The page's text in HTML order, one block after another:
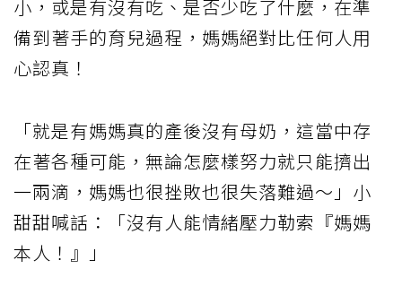
小，或是有沒有吃、是否少吃了什麼，在準
備到著手的育兒過程，媽媽絕對比任何人用
心認真！
「就是有媽媽真的產後沒有母奶，這當中存
在著各種可能，無論怎麼樣努力就只能擠出
一兩滴，媽媽也很挫敗也很失落難過～」小
甜甜喊話：「沒有人能情緒壓力勒索『媽媽
本人！』」